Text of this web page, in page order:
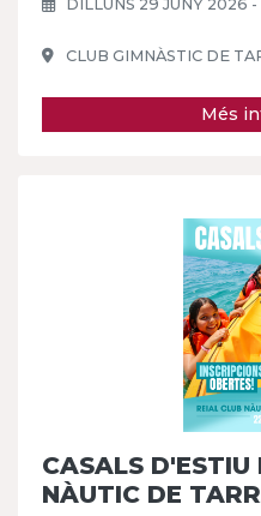
DILLUNS 29 JUNY 2026
CLUB GIMNÀSTIC DE
Més
CASALS D'ESTIU
NÀUTIC DE